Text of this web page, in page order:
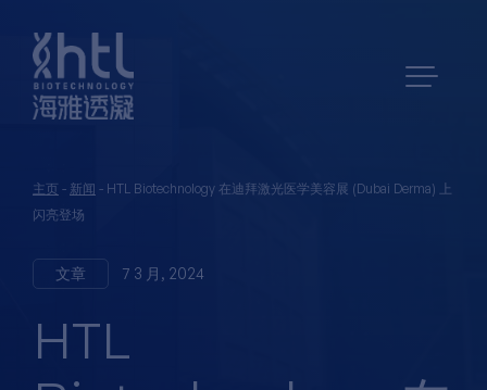
主页 - 新闻 - HTL Biotechnology 在迪拜激光医学美容展 (Dubai Derma) 上
闪亮登场
文章 7 3 月, 2024
HTL